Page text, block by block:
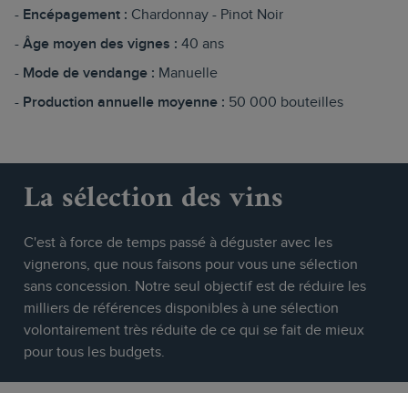
Encépagement : Chardonnay - Pinot Noir
Âge moyen des vignes : 40 ans
Mode de vendange : Manuelle
Production annuelle moyenne : 50 000 bouteilles
La sélection des vins
C'est à force de temps passé à déguster avec les
vignerons, que nous faisons pour vous une sélection
sans concession. Notre seul objectif est de réduire les
milliers de références disponibles à une sélection
volontairement très réduite de ce qui se fait de mieux
pour tous les budgets.